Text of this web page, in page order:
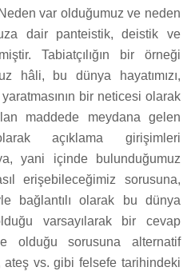
var olduğumuz ve neden
dair panteistik, deistik ve
Tabiatçılığın bir örneği
hâli, bu dünya hayatımızı,
bir neticesi olarak
maddede meydana gelen
açıklama girişimleri
yani içinde bulunduğumuz
erişebileceğimiz sorusuna,
bağlantılı olarak bu dünya
varsayılarak bir cevap
olduğu sorusuna alternatif
ateş vs. gibi felsefe tarihindeki